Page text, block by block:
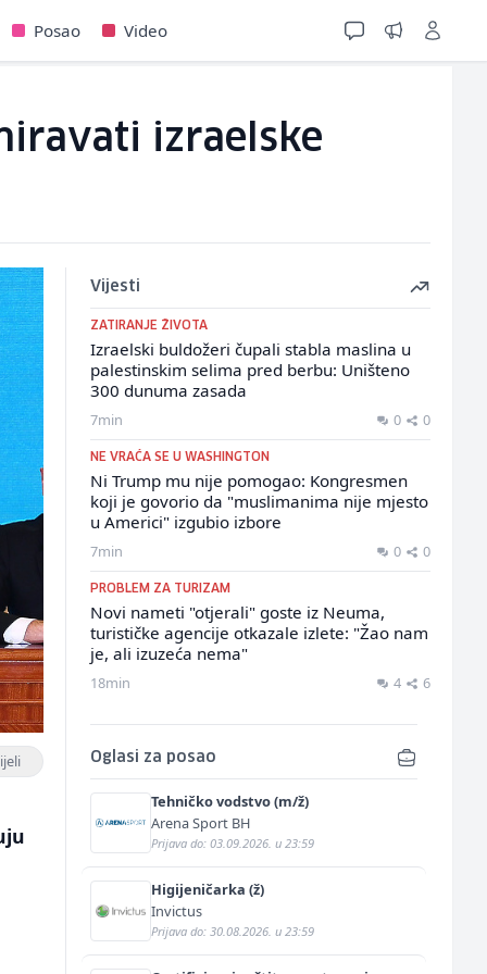
Posao Video
izraelske
Vijesti
ZATIRANJE ŽIVOTA
Izraelski buldožeri čupali stabla maslina u
palestinskim selima pred berbu: Uništeno
300 dunuma zasada
7min 0 0
NE VRAĆA SE U WASHINGTON
Ni Trump mu nije pomogao: Kongresmen
koji je govorio da "muslimanima nije mjesto
u Americi" izgubio izbore
7min 0 0
PROBLEM ZA TURIZAM
Novi nameti "otjerali" goste iz Neuma,
turističke agencije otkazale izlete: "Žao nam
je, ali izuzeća nema"
18min 4 6
Oglasi za posao
Tehničko vodstvo (m/ž)
Arena Sport BH
Prijava do: 03.09.2026. u 23:59
Higijeničarka (ž)
Invictus
Prijava do: 30.08.2026. u 23:59